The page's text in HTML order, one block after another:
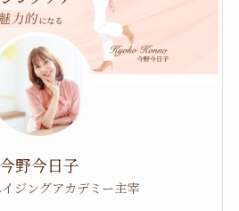
今野今日子
イジングアカデミー主宰